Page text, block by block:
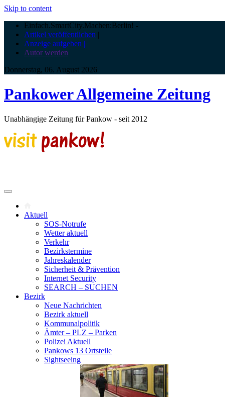
Skip to content
Einfach.SmartCity.Machen:Berlin! -
Artikel veröffentlichen |
Anzeige aufgeben |
Autor werden
Donnerstag, 06. August 2026
Pankower Allgemeine Zeitung
Unabhängige Zeitung für Pankow - seit 2012
Aktuell
SOS-Notrufe
Wetter aktuell
Verkehr
Bezirkstermine
Jahreskalender
Sicherheit & Prävention
Internet Security
SEARCH – SUCHEN
Bezirk
Neue Nachrichten
Bezirk aktuell
Kommunalpolitik
Ämter – PLZ – Parken
Polizei Aktuell
Pankows 13 Ortsteile
Sightseeing